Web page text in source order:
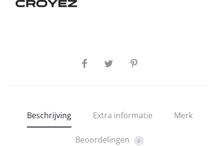
SHARE
Beschrijving Extra informatie Merk
Beoordelingen 0